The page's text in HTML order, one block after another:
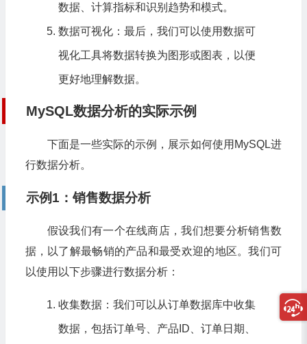
数据、计算指标和识别趋势和模式。
数据可视化：最后，我们可以使用数据可
视化工具将数据转换为图形或图表，以便
更好地理解数据。
MySQL数据分析的实际示例
下面是一些实际的示例，展示如何使用MySQL进
行数据分析。
示例1：销售数据分析
假设我们有一个在线商店，我们想要分析销售数
据，以了解最畅销的产品和最受欢迎的地区。我们可
以使用以下步骤进行数据分析：
收集数据：我们可以从订单数据库中收集
数据，包括订单号、产品ID、订单日期、